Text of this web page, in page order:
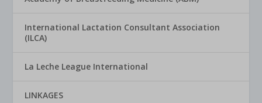
International Lactation Consultant Association
(ILCA)
La Leche League International
LINKAGES